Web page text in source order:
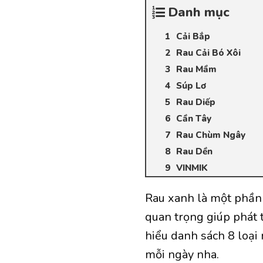
Danh mục
Cải Bắp
Rau Cải Bó Xôi
Rau Mầm
Súp Lơ
Rau Diếp
Cần Tây
Rau Chùm Ngây
Rau Dền
VINMIK
Rau xanh là một
quan trọng giúp phát
hiểu danh sách 8 loại
mỗi ngày nha.